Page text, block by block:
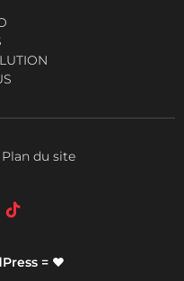
Plan du site
= ❤